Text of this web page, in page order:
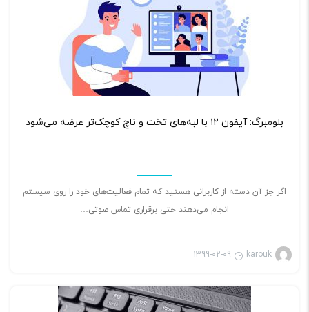
بلومبرگ: آیفون ۱۲ با لبه‌های تخت و ناچ کوچک‌تر عرضه می‌شود
اگر جز آن دسته از کاربرانی هستید که تمام فعالیت‌های خود را روی سیستم
انجام می‌دهند حتی برقراری تماس صوتی…
karouk
1399-02-09